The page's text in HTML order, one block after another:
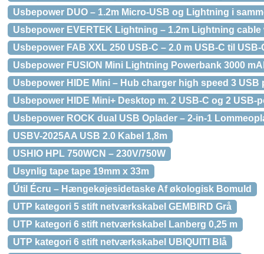
Usbepower DUO – 1.2m Micro-USB og Lightning i
Usbepower EVERTEK Lightning – 1.2m Lightning
Usbepower FAB XXL 250 USB-C – 2.0 m USB-C til USB-
Usbepower FUSION Mini Lightning Powerbank 3000
Usbepower HIDE Mini – Hub charger high speed 3
Usbepower HIDE Mini+ Desktop m. 2 USB-C og 2 USB-
Usbepower ROCK dual USB Oplader – 2-in-1
USBV-2025AA USB 2.0 Kabel 1,8m
USHIO HPL 750WCN – 230V/750W
Usynlig tape tape 19mm x 33m
Útil Écru – Hængekøjesidetaske Af økologisk Bomuld
UTP kategori 5 stift netværkskabel GEMBIRD Grå
UTP kategori 6 stift netværkskabel Lanberg 0,25 m
UTP kategori 6 stift netværkskabel UBIQUITI Blå